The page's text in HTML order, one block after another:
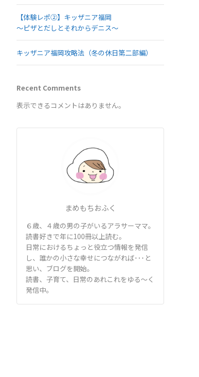
【体験レポ②】キッザニア福岡
～ピザとだしとそれからデニス～
キッザニア福岡攻略法（冬の休日第二部編）
Recent Comments
表示できるコメントはありません。
まめもちおふく
６歳、４歳の男の子がいるアラサーママ。
読書好きで年に100冊以上読む。
日常におけるちょっと役立つ情報を発信
し、誰かの小さな幸せにつながれば･･･と
思い、ブログを開始。
読書、子育て、日常のあれこれをゆる～く
発信中。